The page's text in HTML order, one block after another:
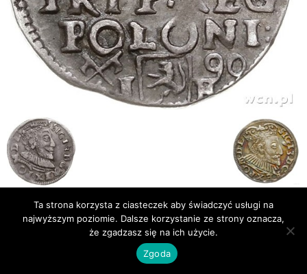
Publikacje
Bibliografia
© Newsmag WordPress Theme by TagDiv
Ta strona korzysta z ciasteczek aby świadczyć usługi na
najwyższym poziomie. Dalsze korzystanie ze strony oznacza,
że zgadzasz się na ich użycie.
Zgoda